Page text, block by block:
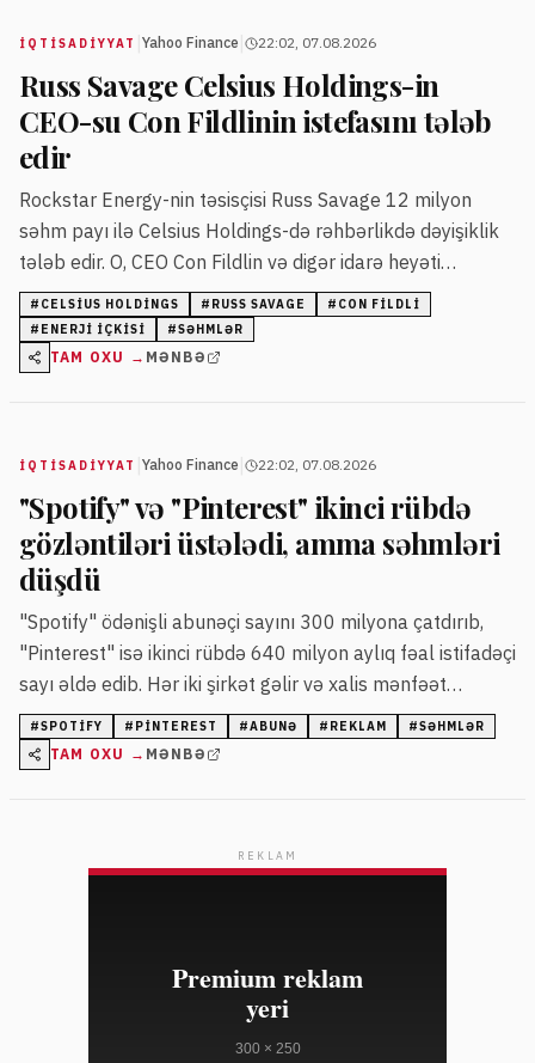
İQTISADIYYAT Yahoo Finance 22:02, 07.08.2026
Russ Savage Celsius Holdings-in
CEO-su Con Fildlinin istefasını tələb
edir
Rockstar Energy-nin təsisçisi Russ Savage 12 milyon
səhm payı ilə Celsius Holdings-də rəhbərlikdə dəyişiklik
tələb edir. O, CEO Con Fildlin və digər idarə heyəti
üzvlərinin istefasını istəyir.
# CELSIUS HOLDINGS # RUSS SAVAGE # CON FILDLI
# ENERJI IÇKISI #SƏHMLƏR
TAM OXU → MƏNBƏ
İQTISADIYYAT Yahoo Finance 22:02, 07.08.2026
"Spotify" və "Pinterest" ikinci rübdə
gözləntiləri üstələdi, amma səhmləri
düşdü
"Spotify" ödənişli abunəçi sayını 300 milyona çatdırıb,
"Pinterest" isə ikinci rübdə 640 milyon aylıq fəal istifadəçi
sayı əldə edib. Hər iki şirkət gəlir və xalis mənfəət
göstəricilərini keçsə də, səhmlərinin qiymətləri azalıb.
#SPOTIFY # PINTEREST #ABUNƏ # REKLAM #SƏHMLƏR
TAM OXU → MƏNBƏ
REKLAM